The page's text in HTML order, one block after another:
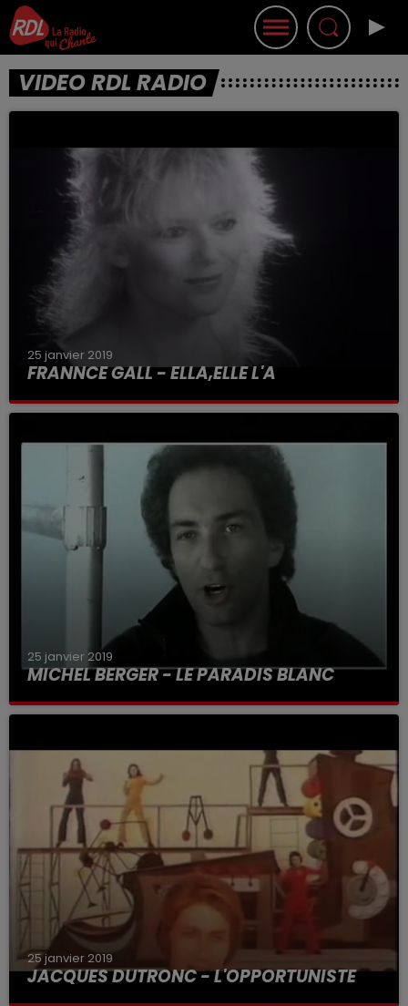
VIDEO RDL RADIO
25 janvier 2019
FRANNCE GALL - ELLA,ELLE L'A
25 janvier 2019
MICHEL BERGER - LE PARADIS BLANC
25 janvier 2019
JACQUES DUTRONC - L'OPPORTUNISTE